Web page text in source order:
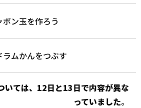
ン玉を作ろう
ラムかんをつぶす
いては、12日と13日で内容が異な
っていました。